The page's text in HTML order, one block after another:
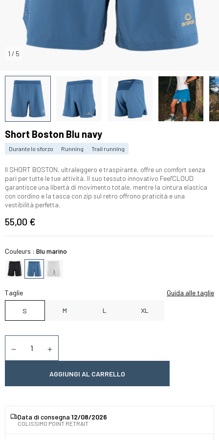
1 / 5
Short Boston Blu navy
Durante lo sforzo Running Trail running
Il SHORT BOSTON, ultraleggero e traspirante, offre un comfort senza
pari per tutte le tue attività. Il suo tessuto innovativo Feel'CLOUD
garantisce una libertà di movimento totale, mentre la cintura elastica
con cordino e la tasca con zip sul retro offrono praticità e una
vestibilità perfetta.
55,00 €
Couleurs : Blu marino
Taglie Guida alle taglie
S M L XL
AGGIUNGI AL CARRELLO
Data di consegna 12/08/2026
COLISSIMO POINT RETRAIT